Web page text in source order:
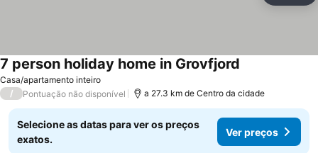
Casa/apartamento inteiro
7 person holiday home in Grovfjord
/ Pontuação não disponível a 27.3 km de Centro da cidade
Selecione as datas para ver os preços
exatos.
Ver preços